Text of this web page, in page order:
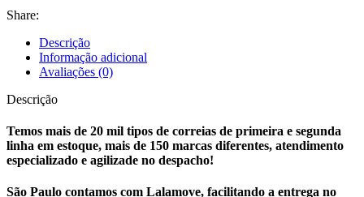
Share:
Descrição
Informação adicional
Avaliações (0)
Descrição
Temos mais de 20 mil tipos de correias de primeira e segunda
linha em estoque, mais de 150 marcas diferentes, atendimento
especializado e agilizade no despacho!
São Paulo contamos com Lalamove, facilitando a entrega no